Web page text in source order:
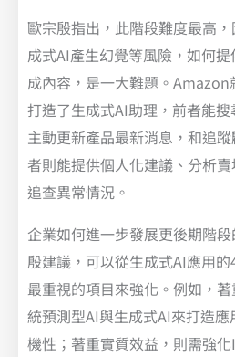
歐宗殷指出，此階段難度最高
成式AI產生幻覺等風險，如何
成內容，是一大難題。
打造了生成式AI助理，前者能搜
主動更新產品最新消息，和追
者則能提供個人化建議、分析
追查異常情況。
企業如何進一步發展更後期階
殷建議，可以從生成式AI應用
最重視的項目來強化。例如，
統預測型AI與生成式AI來打造
機性；著重實質效益，則需強